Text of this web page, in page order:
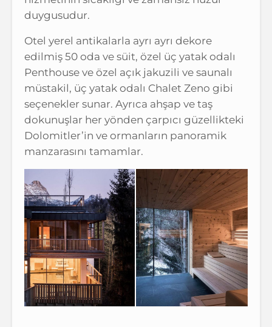
duygusudur.
Otel yerel antikalarla ayrı ayrı dekore
edilmiş 50 oda ve süit, özel üç yatak odalı
Penthouse ve özel açık jakuzili ve saunalı
müstakil, üç yatak odalı Chalet Zeno gibi
seçenekler sunar. Ayrıca ahşap ve taş
dokunuşlar her yönden çarpıcı güzellikteki
Dolomitler’in ve ormanların panoramik
manzarasını tamamlar.